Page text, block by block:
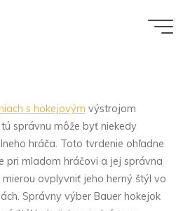
Bauer
s hokejovým výstrojom
správnu môže byť niekedy
hráča. Toto tvrdenie ohľadne
pri mladom hráčovi a jej správna
ovplyvniť jeho herný štýl vo
Správny výber Bauer hokejok